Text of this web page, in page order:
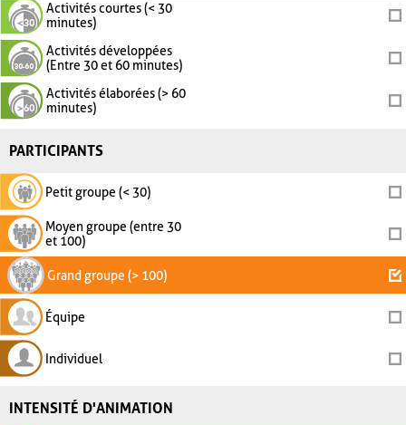
Activités courtes (< 30
minutes)
Activités développées
(Entre 30 et 60 minutes)
Activités élaborées (> 60
minutes)
PARTICIPANTS
Petit groupe (< 30)
Moyen groupe (entre 30
et 100)
Grand groupe (> 100)
Équipe
Individuel
INTENSITÉ D'ANIMATION